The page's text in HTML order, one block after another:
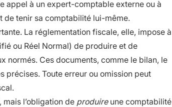
appel à un expert-comptable externe ou à
tenir sa comptabilité lui-même.
La réglementation fiscale, elle, impose à
ou Réel Normal) de produire et de
normés. Ces documents, comme le bilan, le
précises. Toute erreur ou omission peut
l’obligation de produireune comptabilité